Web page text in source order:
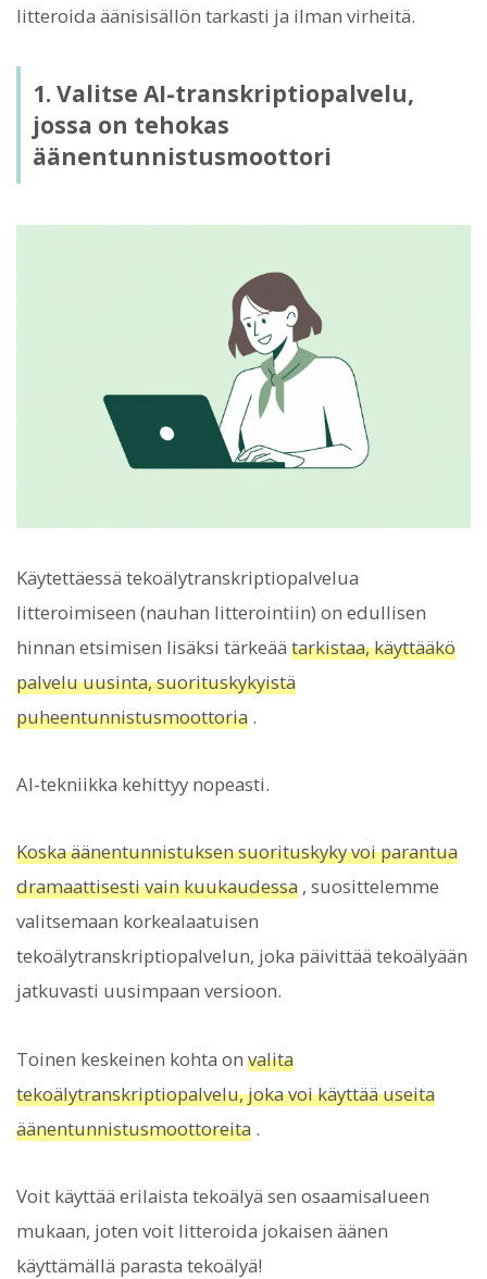
litteroida äänisisällön tarkasti ja ilman virheitä.
1. Valitse AI-transkriptiopalvelu,
jossa on tehokas
äänentunnistusmoottori
Käytettäessä tekoälytranskriptiopalvelua
litteroimiseen (nauhan litterointiin) on edullisen
hinnan etsimisen lisäksi tärkeää tarkistaa, käyttääkö
palvelu uusinta, suorituskykyistä
puheentunnistusmoottoria .
AI-tekniikka kehittyy nopeasti.
Koska äänentunnistuksen suorituskyky voi parantua
dramaattisesti vain kuukaudessa , suosittelemme
valitsemaan korkealaatuisen
tekoälytranskriptiopalvelun, joka päivittää tekoälyään
jatkuvasti uusimpaan versioon.
Toinen keskeinen kohta on valita
tekoälytranskriptiopalvelu, joka voi käyttää useita
äänentunnistusmoottoreita .
Voit käyttää erilaista tekoälyä sen osaamisalueen
mukaan, joten voit litteroida jokaisen äänen
käyttämällä parasta tekoälyä!